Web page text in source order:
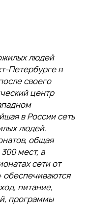
людей
Петербурге в
своего
центр
в России сеть
людей.
общая
мест, а
сети от
обеспечиваются
питание,
программы